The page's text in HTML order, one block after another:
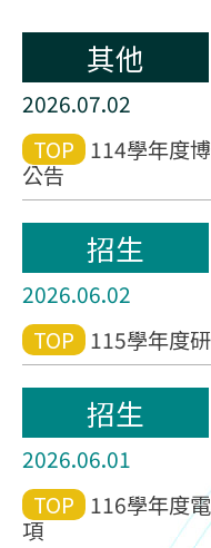
其他
2026.07.02
TOP 114學年度
公告
招生
2026.06.02
TOP 115學年度
招生
2026.06.01
TOP 116學年度
項